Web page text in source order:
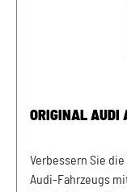
oder in der
Ihres Fahrzeugs
gewünschte
ORIGINAL AUDI
Verbessern Sie
Audi-Fahrzeugs